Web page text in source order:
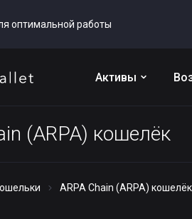
оптимальной работы
Активы
(ARPA) кошелёк
ARPA Chain (ARPA) кошелёк